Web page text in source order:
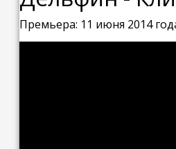
Премьера: 11 июня 2014